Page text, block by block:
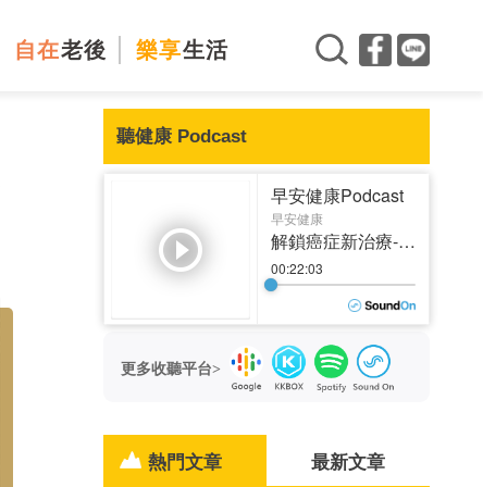
自在老後 樂享生活
聽健康 Podcast
更多收聽平台>
熱門文章 最新文章